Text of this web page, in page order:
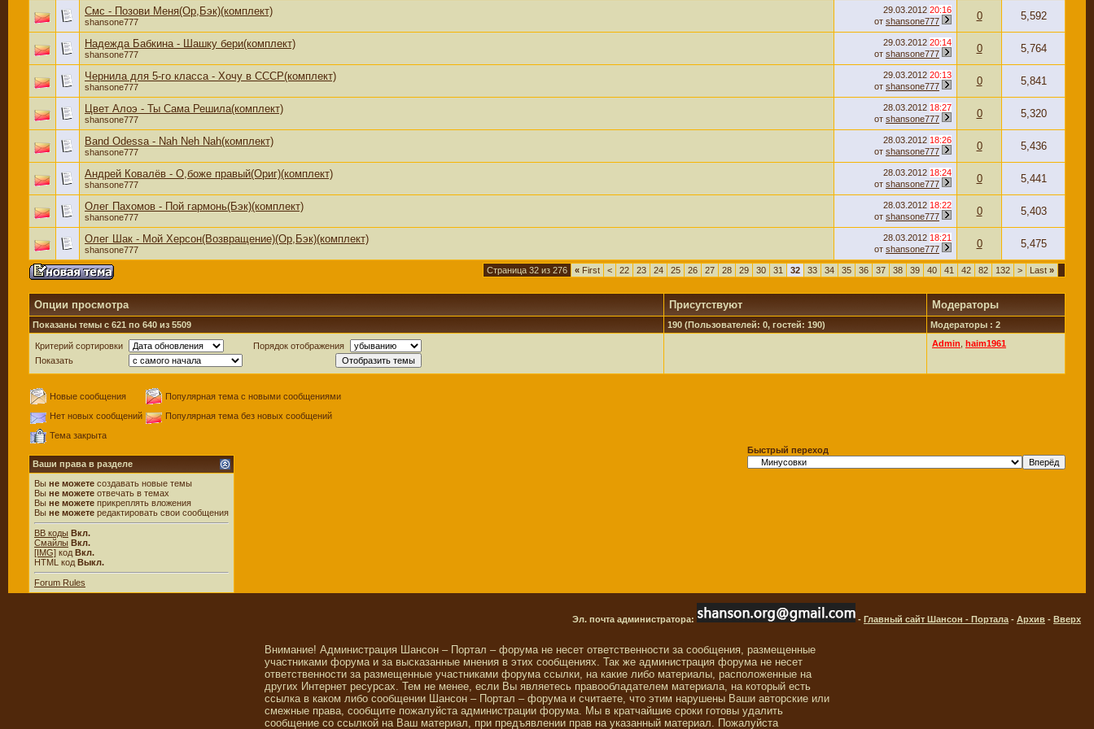
Смс - Позови Меня(Ор,Бэк)(комплект)
shansone777
29.03.2012 20:16
от shansone777 0 5,592
Надежда Бабкина - Шашку бери(комплект)
shansone777
29.03.2012 20:14
от shansone777 0 5,764
Чернила для 5-го класса - Хочу в СССР(комплект)
shansone777
29.03.2012 20:13
от shansone777 0 5,841
Цвет Алоэ - Ты Сама Решила(комплект)
shansone777
28.03.2012 18:27
от shansone777 0 5,320
Band Odessa - Nah Neh Nah(комплект)
shansone777
28.03.2012 18:26
от shansone777 0 5,436
Андрей Ковалёв - О,боже правый(Ориг)(комплект)
shansone777
28.03.2012 18:24
от shansone777 0 5,441
Олег Пахомов - Пой гармонь(Бэк)(комплект)
shansone777
28.03.2012 18:22
от shansone777 0 5,403
Олег Шак - Мой Херсон(Возвращение)(Ор,Бэк)(комплект)
shansone777
28.03.2012 18:21
от shansone777 0 5,475
Страница 32 из 276 « First < 22 23 24 25 26 27 28 29 30 31 32 33 34 35 36 37 38 39 40 41 42 82 132 > Last »
Опции просмотра Присутствуют Модераторы
Показаны темы с 621 по 640 из 5509 190 (Пользователей: 0, гостей: 190) Модераторы : 2
Критерий сортировки
Порядок отображения
Показать
Admin haim1961
Новые сообщения
Популярная тема с новыми сообщениями
Нет новых сообщений
Популярная тема без новых сообщений
Тема закрыта
Ваши права в разделе
Вы не можете создавать новые темы
Вы не можете отвечать в темах
Вы не можете прикреплять вложения
Вы не можете редактировать свои сообщения
BB коды Вкл.
Смайлы Вкл.
[IMG] код Вкл.
HTML код Выкл.
Forum Rules
Быстрый переход
Эл. почта администратора: - Главный сайт Шансон - Портала - Архив - Вверх
Внимание! Администрация Шансон – Портал – форума не несет ответственности за сообщения, размещенные
участниками форума и за высказанные мнения в этих сообщениях. Так же администрация форума не несет
ответственности за размещенные участниками форума ссылки, на какие либо материалы, расположенные на
других Интернет ресурсах. Тем не менее, если Вы являетесь правообладателем материала, на который есть
ссылка в каком либо сообщении Шансон – Портал – форума и считаете, что этим нарушены Ваши авторские или
смежные права, сообщите пожалуйста администрации форума. Мы в кратчайшие сроки готовы удалить
сообщение со ссылкой на Ваш материал, при предъявлении прав на указанный материал. Пожалуйста